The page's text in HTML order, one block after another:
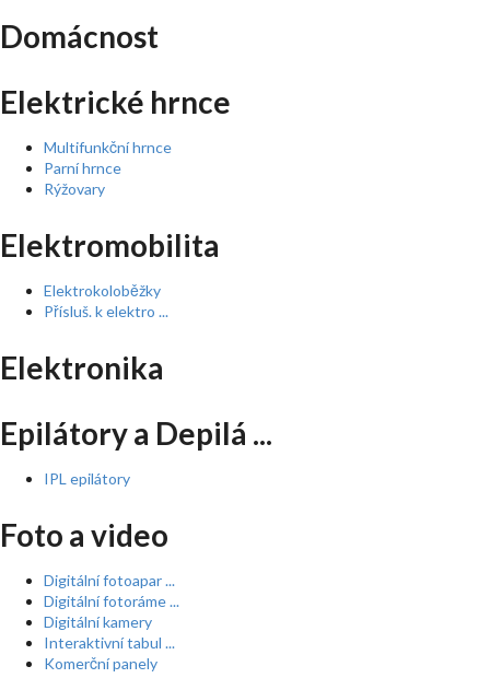
Domácnost
Elektrické hrnce
Multifunkční hrnce
Parní hrnce
Rýžovary
Elektromobilita
Elektrokoloběžky
Přísluš. k elektro ...
Elektronika
Epilátory a Depilá ...
IPL epilátory
Foto a video
Digitální fotoapar ...
Digitální fotoráme ...
Digitální kamery
Interaktivní tabul ...
Komerční panely